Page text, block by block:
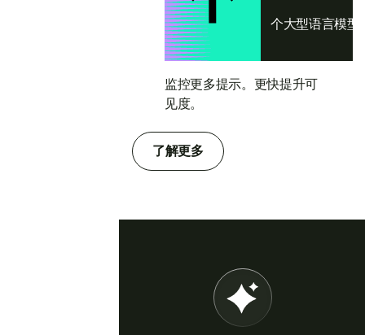
个大型语言模型
监控更多提示。更快提升可
见度。
了解更多